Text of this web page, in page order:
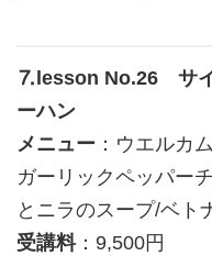
⒎lesson No.26 サイ
ーハン
メニュー ：ウエルカ
ガーリックペッパー
とニラのスープ/ベト
受講料：9,500円